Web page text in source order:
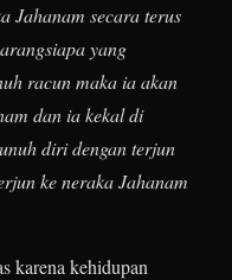
Jahanam secara terus
yang
racun maka ia akan
dan ia kekal di
diri dengan terjun
ke neraka Jahanam
karena kehidupan